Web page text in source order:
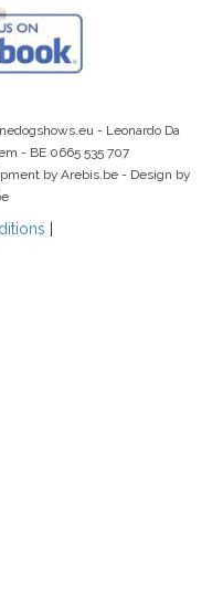
- Leonardo Da
- BE 0665 535 707
by Arebis.be - Design by